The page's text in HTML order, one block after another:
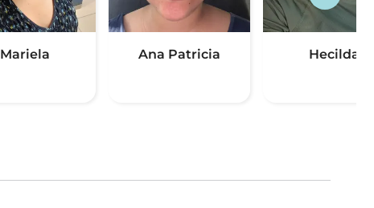
Mariela Ana Patricia Hecilda